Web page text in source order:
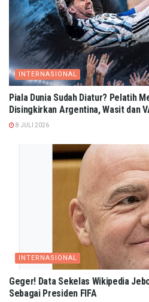
INTERNASIONAL
Piala Dunia Sudah Diatur? Pelatih
Disingkirkan Argentina, Wasit dan
8 JULI 2026
INTERNASIONAL
Geger! Data Sekelas Wikipedia
Sebagai Presiden FIFA